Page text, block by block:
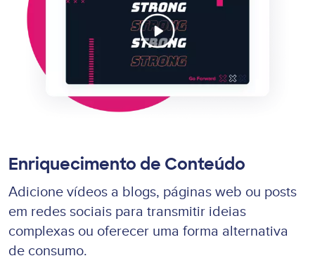
Enriquecimento de Conteúdo
Adicione vídeos a blogs, páginas web ou posts
em redes sociais para transmitir ideias
complexas ou oferecer uma forma alternativa
de consumo.